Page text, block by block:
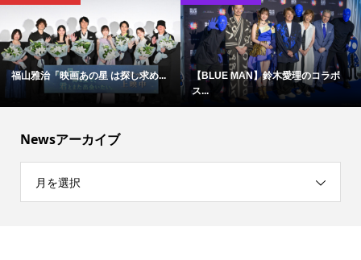
福山雅治「映画あの星 は探し求め...
【BLUE MAN】鈴木愛理のコラボ
ス...
Newsアーカイブ
月を選択